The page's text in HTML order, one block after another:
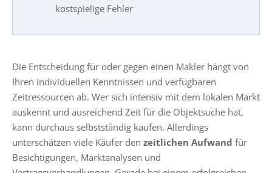
kostspielige Fehler
Die Entscheidung für oder gegen einen Makler hängt von
Ihren individuellen Kenntnissen und verfügbaren
Zeitressourcen ab. Wer sich intensiv mit dem lokalen Markt
auskennt und ausreichend Zeit für die Objektsuche hat,
kann durchaus selbstständig kaufen. Allerdings
unterschätzen viele Käufer den zeitlichen Aufwand für
Besichtigungen, Marktanalysen und